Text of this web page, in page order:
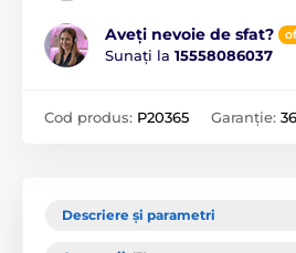
Aveți nevoie de sfat?
Sunați la 15558086037
Cod produs: P20365 Garanție:
Descriere și parametri